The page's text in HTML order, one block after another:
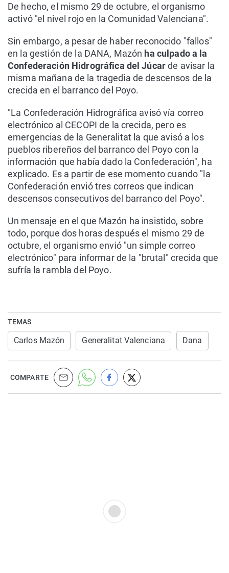
De hecho, el mismo 29 de octubre, el organismo
activó "el nivel rojo en la Comunidad Valenciana".
Sin embargo, a pesar de haber reconocido "fallos"
en la gestión de la DANA, Mazón ha culpado a la
Confederación Hidrográfica del Júcarde avisar la
misma mañana de la tragedia de descensos de la
crecida en el barranco del Poyo.
"La Confederación Hidrográfica avisó vía correo
electrónico al CECOPI de la crecida, pero es
emergencias de la Generalitat la que avisó a los
pueblos ribereños del barranco del Poyo con la
información que había dado la Confederación", ha
explicado. Es a partir de ese momento cuando "la
Confederación envió tres correos que indican
descensos consecutivos del barranco del Poyo".
Un mensaje en el que Mazón ha insistido, sobre
todo, porque dos horas después el mismo 29 de
octubre, el organismo envió "un simple correo
electrónico" para informar de la "brutal" crecida que
sufría la rambla del Poyo.
TEMAS
Carlos Mazón Generalitat Valenciana Dana
COMPARTE